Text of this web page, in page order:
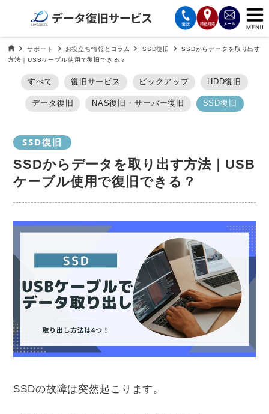
サービスの案内
復旧費用と納期
サービスの流れ
対応メディア
データ復旧事例
会社案内
データ復旧HOME
サポート お役立ち情報とコラム SSD復旧
SSDからデータを取り出す
方法｜USBケーブル使用で復旧できる？
すべて 復旧サービス ピックアップ HDD復旧
データ復旧 NAS復旧・サーバー復旧 SSD復旧
SSD復旧
SSDからデータを取り出す方法｜USB
ケーブル使用で復旧できる？
SSDの故障は突然起こります。